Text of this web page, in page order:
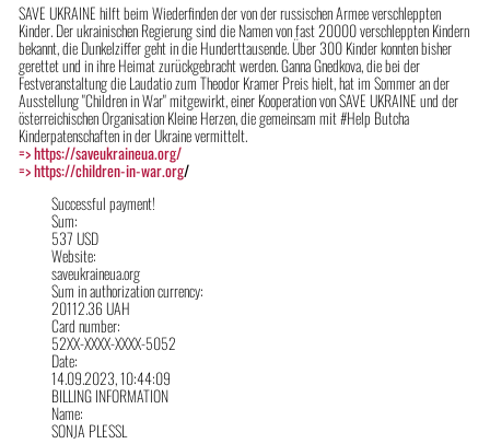
SAVE UKRAINE hilft beim Wiederfinden der von der russischen Armee verschleppten
Kinder. Der ukrainischen Regierung sind die Namen von fast 20000 verschleppten Kindern
bekannt, die Dunkelziffer geht in die Hunderttausende. Über 300 Kinder konnten bisher
gerettet und in ihre Heimat zurückgebracht werden. Ganna Gnedkova, die bei der
Festveranstaltung die Laudatio zum Theodor Kramer Preis hielt, hat im Sommer an der
Ausstellung "Children in War" mitgewirkt, einer Kooperation von SAVE UKRAINE und der
österreichischen Organisation Kleine Herzen, die gemeinsam mit #Help Butcha
Kinderpatenschaften in der Ukraine vermittelt.
=> https://saveukraineua.org/
=> https://children-in-war.org/
Successful payment!
Sum:
537 USD
Website:
saveukraineua.org
Sum in authorization currency:
20112.36 UAH
Card number:
52XX-XXXX-XXXX-5052
Date:
14.09.2023, 10:44:09
BILLING INFORMATION
Name:
SONJA PLESSL